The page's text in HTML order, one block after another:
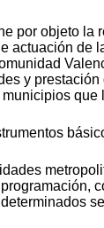
por objeto la
actuación de
y prestación
que